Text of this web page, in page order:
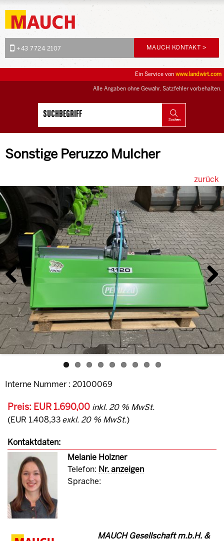
+43 7724 2107 MAUCH KONTAKT >
Alle Angaben ohne Gewähr. Satzfehler vorbehalten.
Ein Service von www.landwirt.com
Sonstige Peruzzo Mulcher
zurück
Previous Next
Interne Nummer : 20100069
Preis: EUR 1.690,00 inkl. 20 % MwSt.
(EUR 1.408,33 exkl. 20 % MwSt.)
Kontaktdaten:
Melanie Holzner
Telefon: Nr. anzeigen
Sprache:
MAUCH Gesellschaft m.b.H. &